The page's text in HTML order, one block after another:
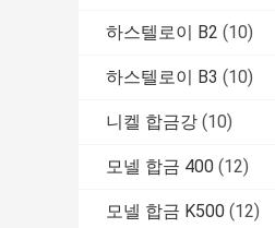
하스텔로이 B2 (10)
하스텔로이 B3 (10)
니켈 합금강 (10)
모넬 합금 400 (12)
모넬 합금 K500 (12)